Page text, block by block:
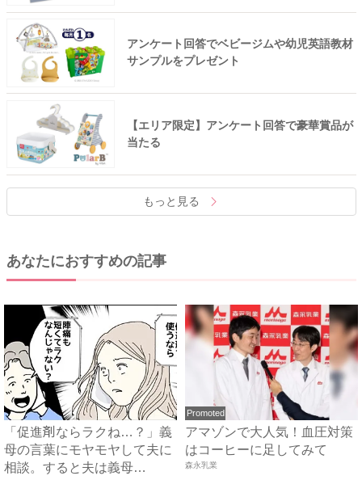
アンケート回答でベビージムや幼児英語教材
サンプルをプレゼント
【エリア限定】アンケート回答で豪華賞品が
当たる
もっと見る
あなたにおすすめの記事
「促進剤ならラクね…？」義
母の言葉にモヤモヤして夫に
相談。すると夫は義母
Promoted
アマゾンで大人気！血圧対策
はコーヒーに足してみて
森永乳業